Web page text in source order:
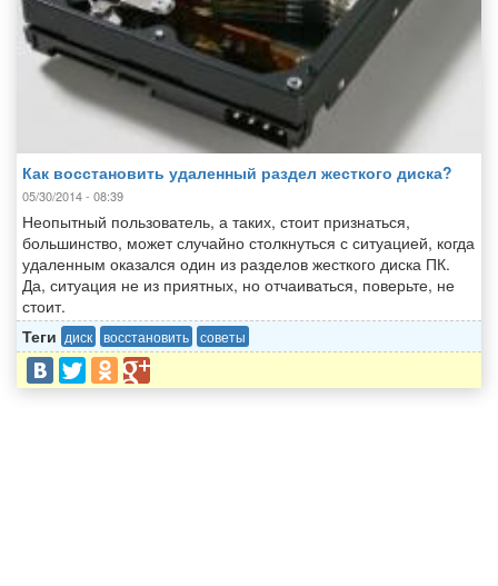
Как восстановить удаленный раздел жесткого диска?
05/30/2014 - 08:39
Неопытный пользователь, а таких, стоит признаться,
большинство, может случайно столкнуться с ситуацией, когда
удаленным оказался один из разделов жесткого диска ПК.
Да, ситуация не из приятных, но отчаиваться, поверьте, не
стоит.
Теги диск восстановить советы